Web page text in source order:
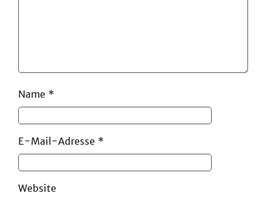
Name *
E-Mail-Adresse *
Website